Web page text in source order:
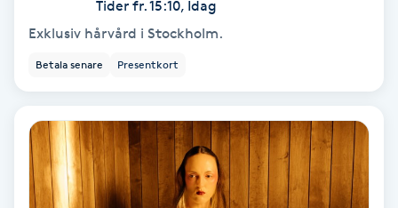
Damklippning
Dermapen
Tider fr. 15:10, Idag
Exklusiv hårvård i Stockholm.
Betala senare Presentkort